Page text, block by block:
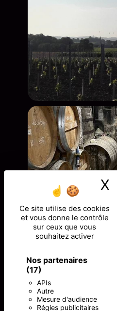
Ce site utilise des cookies
et vous donne le contrôle
sur ceux que vous
souhaitez activer
Nos partenaires
(17)
APIs
Autre
Mesure d'audience
Régies publicitaires
X